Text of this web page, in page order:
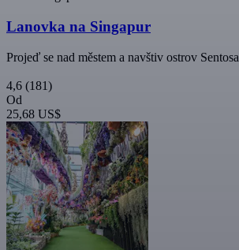
Lanovka na Singapur
Projeď se nad městem a navštiv ostrov Sentosa
4,6 (181)
Od
25,68 US$